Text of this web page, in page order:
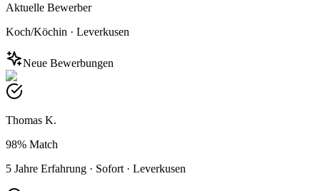
Aktuelle Bewerber
Koch/Köchin · Leverkusen
Neue Bewerbungen
Thomas K.
98% Match
5 Jahre Erfahrung · Sofort · Leverkusen